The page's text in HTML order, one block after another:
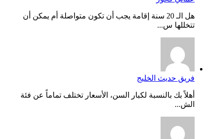
هل الـ 20 سنة إقامة يجب أن تكون متواصلة أم يمكن أن
تتخللها س...
فريق حديث الخليج
أهلاً بك بالنسبة لكبار السن، الأسعار تختلف تماماً عن فئة
الش...